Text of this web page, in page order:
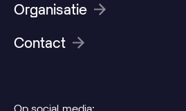
Organisatie
Contact